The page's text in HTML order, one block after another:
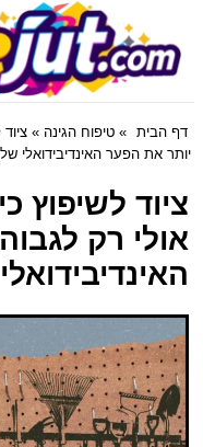
Dejut.com
דף הבית » טיפוח הגינה »
יותר את הפער האינדיבידואלי
ציוד לשיפוץ
אולי רק